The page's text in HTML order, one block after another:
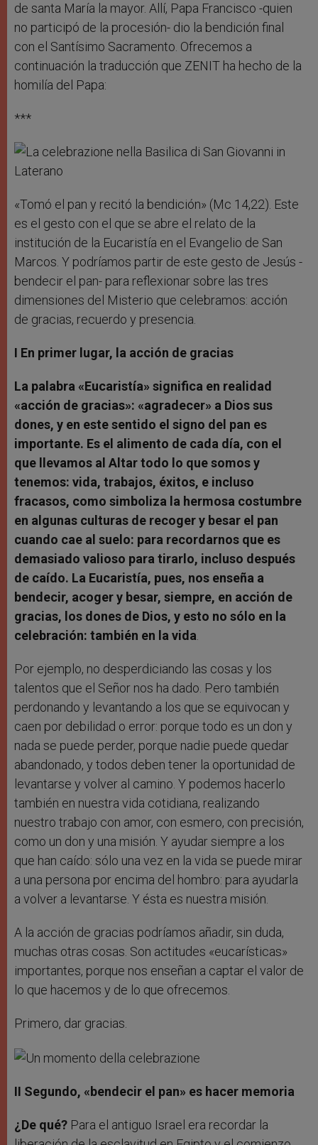
de santa María la mayor. Allí, Papa Francisco -quien
no participó de la procesión- dio la bendición final
con el Santísimo Sacramento. Ofrecemos a
continuación la traducción que ZENIT ha hecho de la
homilía del Papa:
***
«Tomó el pan y recitó la bendición» (Mc 14,22). Este
es el gesto con el que se abre el relato de la
institución de la Eucaristía en el Evangelio de San
Marcos. Y podríamos partir de este gesto de Jesús -
bendecir el pan- para reflexionar sobre las tres
dimensiones del Misterio que celebramos: acción
de gracias, recuerdo y presencia.
I En primer lugar, la acción de gracias
La palabra «Eucaristía» significa en realidad
«acción de gracias»: «agradecer» a Dios sus
dones, y en este sentido el signo del pan es
importante. Es el alimento de cada día, con el
que llevamos al Altar todo lo que somos y
tenemos: vida, trabajos, éxitos, e incluso
fracasos, como simboliza la hermosa costumbre
en algunas culturas de recoger y besar el pan
cuando cae al suelo: para recordarnos que es
demasiado valioso para tirarlo, incluso después
de caído. La Eucaristía, pues, nos enseña a
bendecir, acoger y besar, siempre, en acción de
gracias, los dones de Dios, y esto no sólo en la
celebración: también en la vida
Por ejemplo, no desperdiciando las cosas y los
talentos que el Señor nos ha dado. Pero también
perdonando y levantando a los que se equivocan y
caen por debilidad o error: porque todo es un don y
nada se puede perder, porque nadie puede quedar
abandonado, y todos deben tener la oportunidad de
levantarse y volver al camino. Y podemos hacerlo
también en nuestra vida cotidiana, realizando
nuestro trabajo con amor, con esmero, con precisión,
como un don y una misión. Y ayudar siempre a los
que han caído: sólo una vez en la vida se puede mirar
a una persona por encima del hombro: para ayudarla
a volver a levantarse. Y ésta es nuestra misión.
A la acción de gracias podríamos añadir, sin duda,
muchas otras cosas. Son actitudes «eucarísticas»
importantes, porque nos enseñan a captar el valor de
lo que hacemos y de lo que ofrecemos.
Primero, dar gracias.
II Segundo, «bendecir el pan» es hacer memoria
¿De qué? Para el antiguo Israel era recordar la